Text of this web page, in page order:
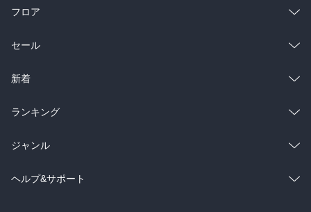
フロア
総合
ラノベ
雑誌・グラビア
BL・TL
セール
総合
ラノベ
雑誌・グラビア
BL・TL
新着
総合
ラノベ
雑誌・グラビア
ランキング
総合
ラノベ
ジャンル
コミック
ヘルプ&サポート